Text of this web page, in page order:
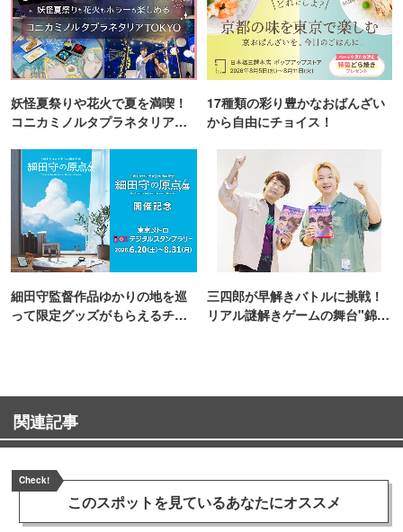
妖怪夏祭りや花火で夏を満喫！
コニカミノルタプラネタリア
17種類の彩り豊かなおばんざい
から自由にチョイス！
細田守監督作品ゆかりの地を巡
って限定グッズがもらえるチャ
三四郎が早解きバトルに挑戦！
リアル謎解きゲームの舞台"錦糸
関連記事
Check!
このスポットを見ているあなたにオススメ